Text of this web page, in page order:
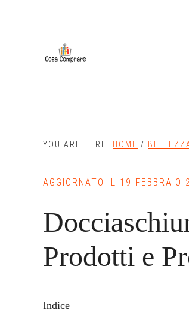
YOU ARE HERE: HOME /
AGGIORNATO IL 19 FEBBRAIO
Prodotti e
Indice